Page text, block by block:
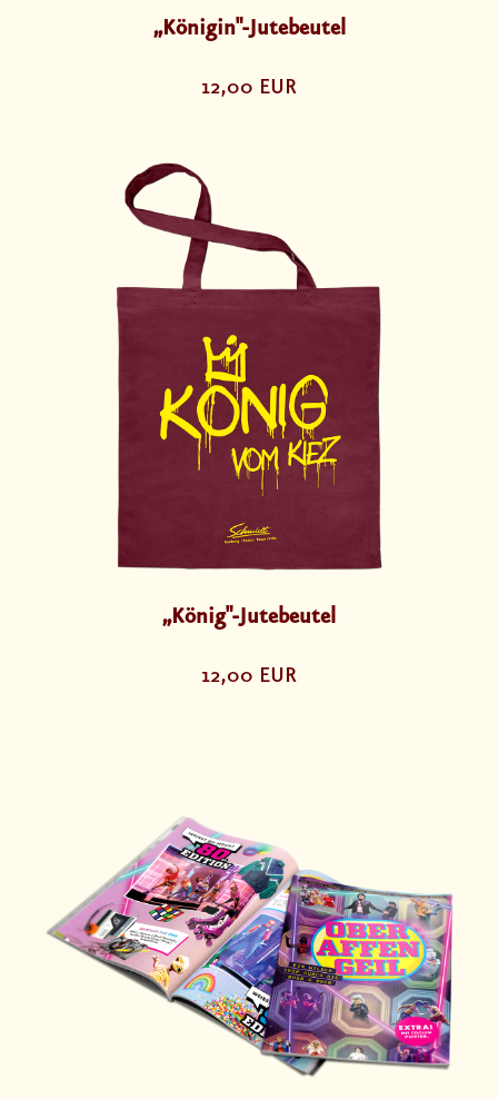
„Königin"-Jutebeutel
12,00 EUR
„König"-Jutebeutel
12,00 EUR